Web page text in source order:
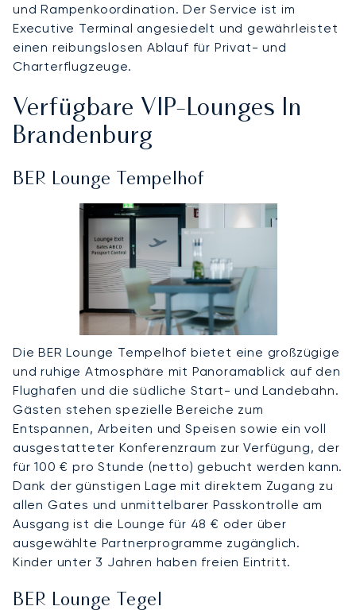
und Rampenkoordination. Der Service ist im
Executive Terminal angesiedelt und gewährleistet
einen reibungslosen Ablauf für Privat- und
Charterflugzeuge.
Verfügbare VIP-Lounges In
Brandenburg
BER Lounge Tempelhof
Die BER Lounge Tempelhof bietet eine großzügige
und ruhige Atmosphäre mit Panoramablick auf den
Flughafen und die südliche Start- und Landebahn.
Gästen stehen spezielle Bereiche zum
Entspannen, Arbeiten und Speisen sowie ein voll
ausgestatteter Konferenzraum zur Verfügung, der
für 100 € pro Stunde (netto) gebucht werden kann.
Dank der günstigen Lage mit direktem Zugang zu
allen Gates und unmittelbarer Passkontrolle am
Ausgang ist die Lounge für 48 € oder über
ausgewählte Partnerprogramme zugänglich.
Kinder unter 3 Jahren haben freien Eintritt.
BER Lounge Tegel